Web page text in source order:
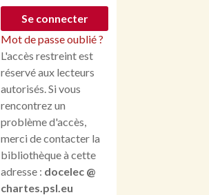
Mot de passe oublié ?
L'accès restreint est
réservé aux lecteurs
autorisés. Si vous
rencontrez un
problème d'accès,
merci de contacter la
bibliothèque à cette
adresse : docelec @
chartes.psl.eu